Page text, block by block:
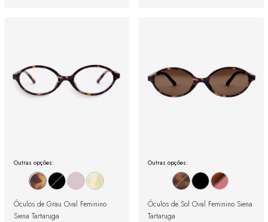
Outras opções:
Óculos de Grau Oval Feminino
Siena Tartaruga
Outras opções:
Óculos de Sol Oval Feminino Siena
Tartaruga